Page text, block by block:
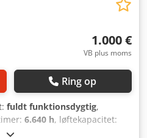
1.000 €
VB plus moms
Ring op
fuldt funktionsdygtig,
6.640 h, løftekapacitet:
elektrisk